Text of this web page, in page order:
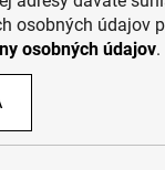
osobných údajov
osobných údajov.